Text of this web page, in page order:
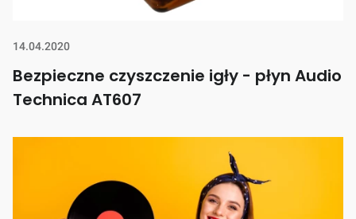
14.04.2020
Bezpieczne czyszczenie igły - płyn Audio
Technica AT607